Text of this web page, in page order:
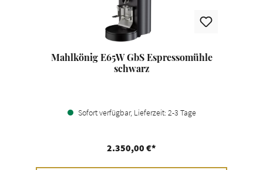
Mahlkönig E65W GbS Espressomühle
schwarz
Sofort verfügbar, Lieferzeit: 2-3 Tage
2.350,00 €*